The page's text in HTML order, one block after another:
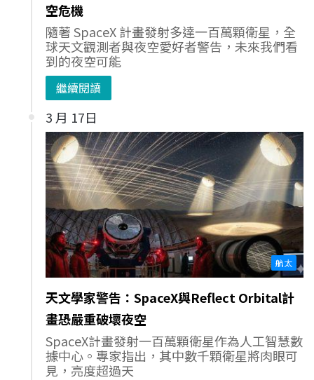
空危機
隨著 SpaceX 計畫發射多達一百萬顆衛星，全
球天文觀測者與夜空愛好者警告，未來我們看
到的夜空可能
繼續閱讀
3 月 17日
航太
天文學家警告：SpaceX與Reflect Orbital計
畫恐嚴重破壞夜空
SpaceX計畫發射一百萬顆衛星作為人工智慧數
據中心。專家指出，其中數千顆衛星將肉眼可
見，亮度超過天